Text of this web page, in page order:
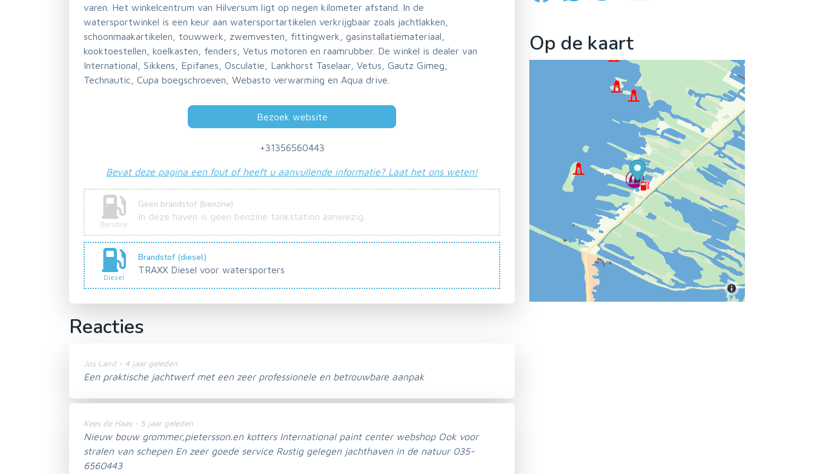
varen. Het winkelcentrum van Hilversum ligt op negen kilometer afstand. In de
watersportwinkel is een keur aan watersportartikelen verkrijgbaar zoals jachtlakken,
schoonmaakartikelen, touwwerk, zwemvesten, fittingwerk, gasinstallatiemateriaal,
kooktoestellen, koelkasten, fenders, Vetus motoren en raamrubber. De winkel is dealer van
International, Sikkens, Epifanes, Osculatie, Lankhorst Taselaar, Vetus, Gautz Gimeg,
Technautic, Cupa boegschroeven, Webasto verwarming en Aqua drive.
Bezoek website
+31356560443
Bevat deze pagina een fout of heeft u aanvullende informatie? Laat het ons weten!
Benzine
Geen brandstof (benzine)
In deze haven is geen benzine tankstation aanwezig.
Diesel
Brandstof (diesel)
TRAXX Diesel voor watersporters
Reacties
Jos Land - 4 jaar geleden
Een praktische jachtwerf met een zeer professionele en betrouwbare aanpak
Kees de Haas - 5 jaar geleden
Nieuw bouw grommer,pietersson.en kotters International paint center webshop Ook voor
stralen van schepen En zeer goede service Rustig gelegen jachthaven in de natuur 035-
6560443
Op de kaart